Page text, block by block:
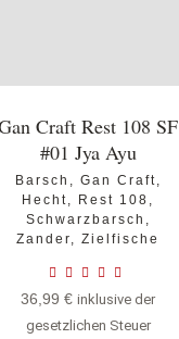
Craft Rest 108 SF
#01 Jya Ayu
Barsch Gan Craft
Hecht
Rest 108
Schwarzbarsch
Zander
,Zielfische
36,99 € inklusive der
gesetzlichen Steuer